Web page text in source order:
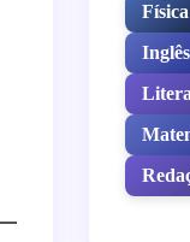
Física
Inglês